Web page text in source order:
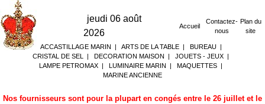
jeudi 06 août
2026
Accueil
Contactez-
nous
Plan du
site
ACCASTILLAGE MARIN | ARTS DE LA TABLE| BUREAU|
CRISTAL DE SEL
| DECORATION MAISON | JOUETS - JEUX |
LAMPE PETROMAX | LUMINAIRE MARIN | MAQUETTES |
MARINE ANCIENNE
Nos fournisseurs sont pour la plupart en congés entre le 26 juillet et le